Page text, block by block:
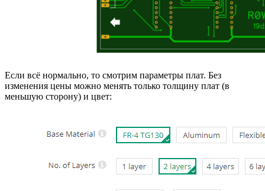
Если всё нормально, то смотрим параметры плат. Без
изменения цены можно менять только толщину плат (в
меньшую сторону) и цвет: